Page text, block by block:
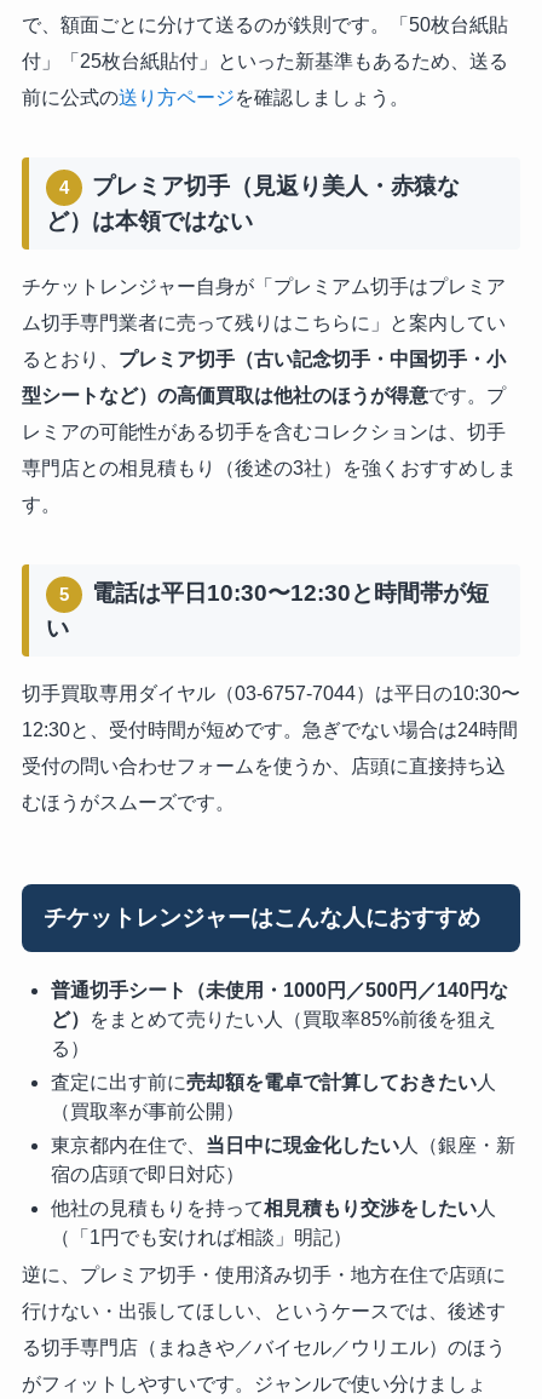
で、額面ごとに分けて送るのが鉄則です。「50枚台紙貼
付」「25枚台紙貼付」といった新基準もあるため、送る
前に公式の送り方ページを確認しましょう。
4
プレミア切手（見返り美人・赤猿な
ど）は本領ではない
チケットレンジャー自身が「プレミアム切手はプレミア
ム切手専門業者に売って残りはこちらに」と案内してい
るとおり、 プレミア切手（古い記念切手・中国切手・小
型シートなど）の高価買取は他社のほうが得意です。プ
レミアの可能性がある切手を含むコレクションは、切手
専門店との相見積もり（後述の3社）を強くおすすめしま
す。
5
電話は平日10:30〜12:30と時間帯が短
い
切手買取専用ダイヤル（03-6757-7044）は平日の10:30〜
12:30と、受付時間が短めです。急ぎでない場合は24時間
受付の問い合わせフォームを使うか、店頭に直接持ち込
むほうがスムーズです。
チケットレンジャーはこんな人におすすめ
普通切手シート（未使用・1000円／500円／140円な
ど）
をまとめて売りたい人（買取率85%前後を狙え
る）
査定に出す前に売却額を電卓で計算しておきたい人
（買取率が事前公開）
東京都内在住で、 当日中に現金化したい人（銀座・新
宿の店頭で即日対応）
他社の見積もりを持って相見積もり交渉をしたい人
（「1円でも安ければ相談」明記）
逆に、プレミア切手・使用済み切手・地方在住で店頭に
行けない・出張してほしい、というケースでは、後述す
る切手専門店（まねきや／バイセル／ウリエル）のほう
がフィットしやすいです。ジャンルで使い分けましょ